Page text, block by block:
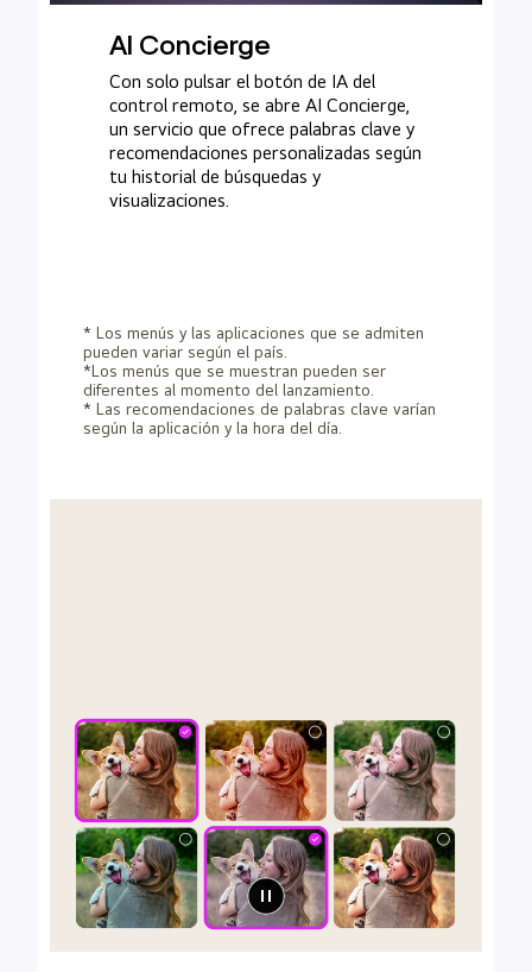
AI Concierge
Con solo pulsar el botón de IA del
control remoto, se abre AI Concierge,
un servicio que ofrece palabras clave y
recomendaciones personalizadas según
tu historial de búsquedas y
visualizaciones.
* Los menús y las aplicaciones que se admiten
pueden variar según el país.
*Los menús que se muestran pueden ser
diferentes al momento del lanzamiento.
* Las recomendaciones de palabras clave varían
según la aplicación y la hora del día.